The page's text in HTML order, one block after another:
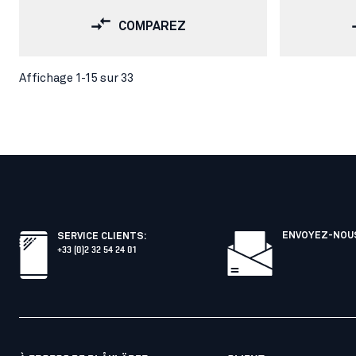
COMPAREZ
Affichage 1-15 sur 33
SERVICE CLIENTS:
+33 (0)2 32 54 24 01
ENVOYEZ-